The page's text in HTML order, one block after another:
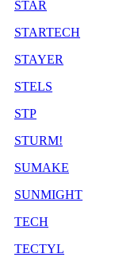
STAR
STARTECH
STAYER
STELS
STP
STURM!
SUMAKE
SUNMIGHT
TECH
TECTYL